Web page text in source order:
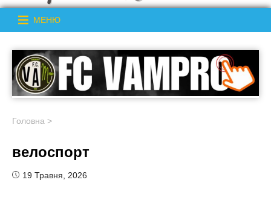
МЕНЮ
Головна >
велоспорт
19 Травня, 2026